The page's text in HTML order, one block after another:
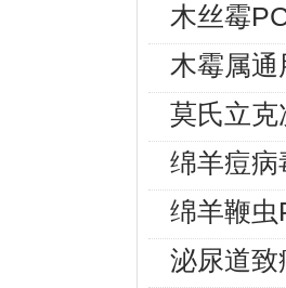
木丝霉
木霉属
莫氏立
绵羊痘
绵羊鞭
泌尿道